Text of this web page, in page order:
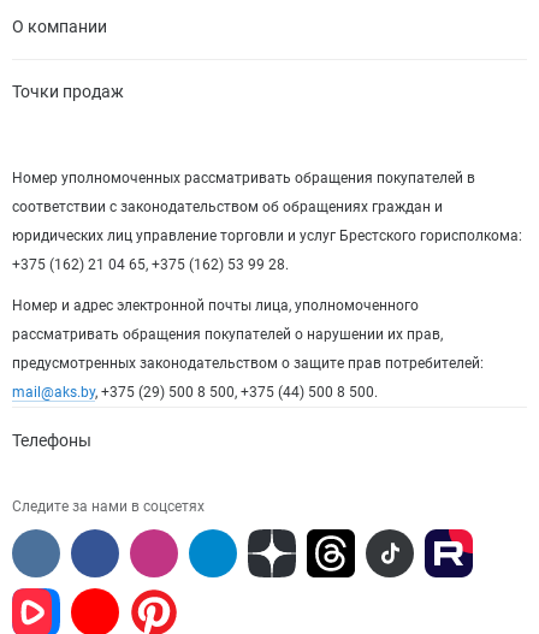
О компании
Точки продаж
Номер уполномоченных рассматривать обращения покупателей в
соответствии с законодательством об обращениях граждан и
юридических лиц управление торговли и услуг Брестского горисполкома:
+375 (162) 21 04 65, +375 (162) 53 99 28.
Номер и адрес электронной почты лица, уполномоченного
рассматривать обращения покупателей о нарушении их прав,
предусмотренных законодательством о защите прав потребителей:
mail@aks.by, +375 (29) 500 8 500, +375 (44) 500 8 500.
Телефоны
Следите за нами в соцсетях